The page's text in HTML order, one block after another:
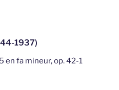
1937)
en fa mineur, op. 42-1